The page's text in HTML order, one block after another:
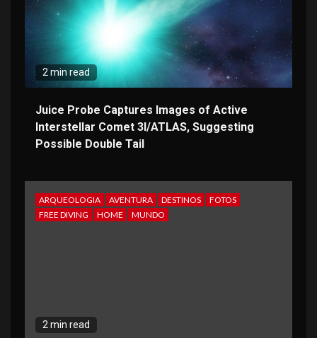
2 min read
Juice Probe Captures Images of Active
Interstellar Comet 3I/ATLAS, Suggesting
Possible Double Tail
ARQUEOLOGIA AVENTURA DESTINOS
FOTOS
FREE DIVING
HOME MUNDO
2 min read